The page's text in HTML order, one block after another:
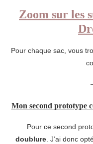
Zoom sur les
Pour chaque sac, vous
Mon second prototype
Pour ce second
doublure . J’ai donc